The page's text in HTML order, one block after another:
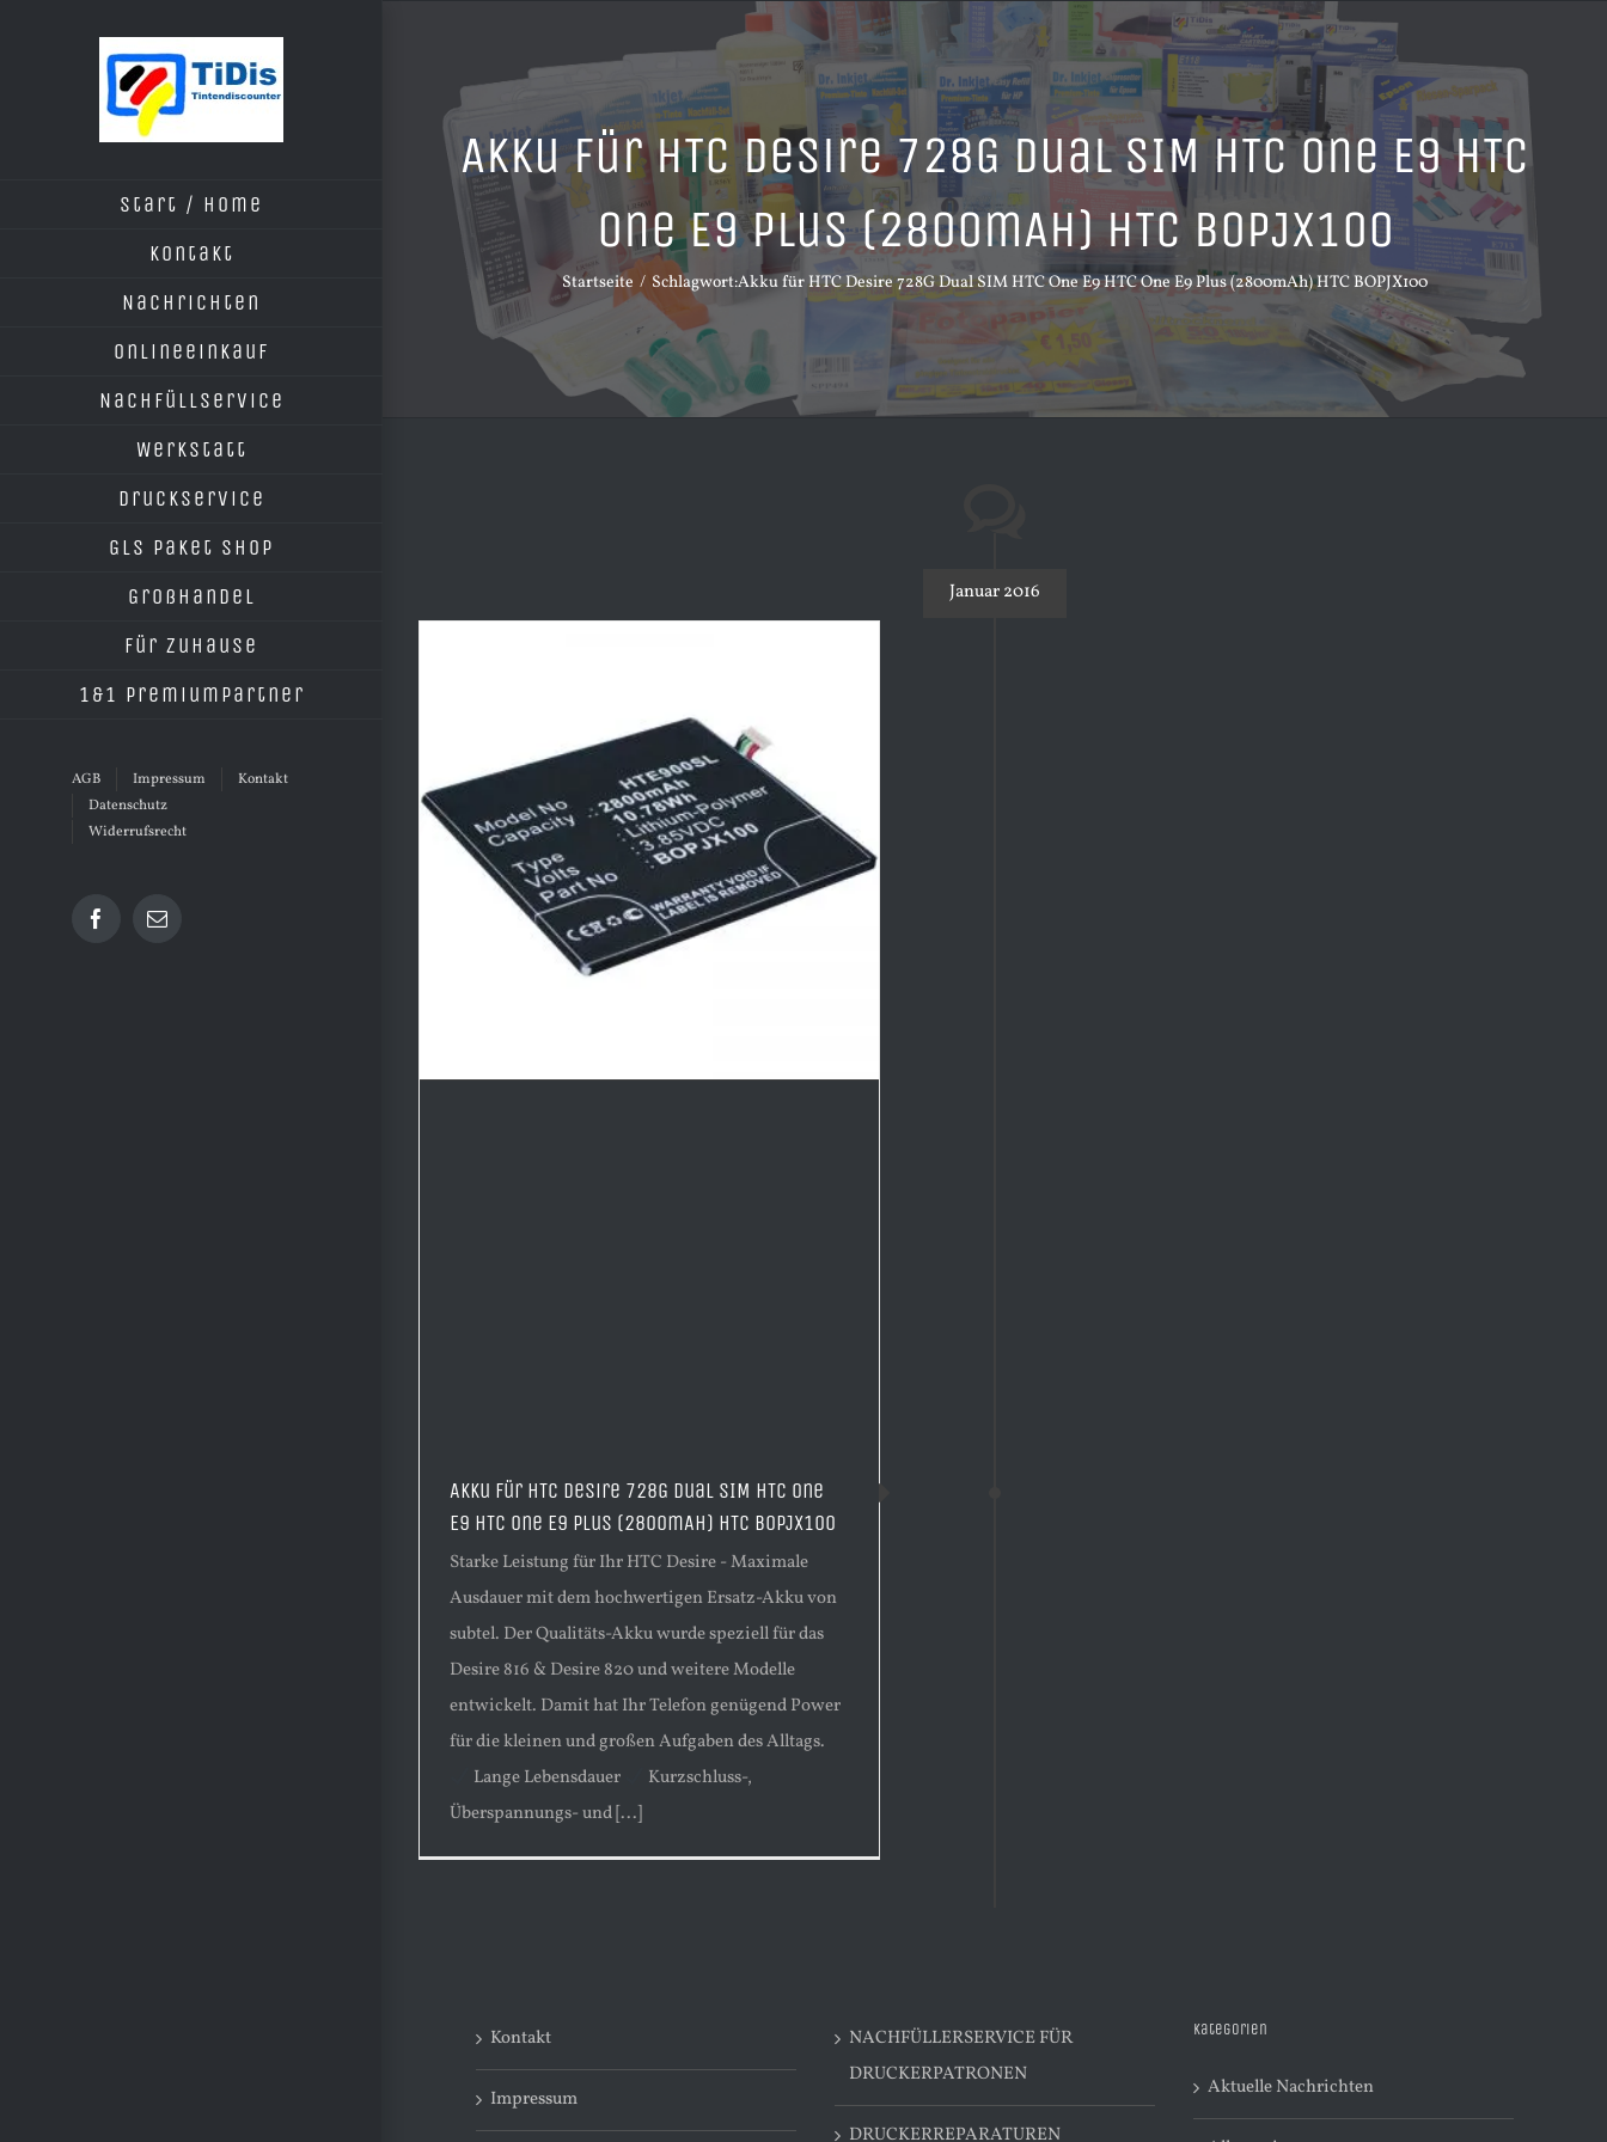
Start / Home
Kontakt
Nachrichten
Onlineeinkauf
Nachfüllservice
Werkstatt
Druckservice
GLS Paket Shop
Großhandel
Für Zuhause
1&1 Premiumpartner
AGB Impressum
Kontakt
Datenschutz
Widerrufsrecht
Facebook
E-
Akku für HTC Desire 728G Dual SIM HTC One E9 HTC
One E9 Plus (2800mAh) HTC BOPJX100
Startseite Schlagwort:Akku für HTC Desire 728G Dual SIM HTC One E9 HTC One E9 Plus (2800mAh) HTC BOPJX100
Januar 2016
Akku für HTC Desire 728G Dual SIM HTC One
E9 HTC One E9 Plus (2800mAh) HTC BOPJX100
Starke Leistung für Ihr HTC Desire - Maximale
Ausdauer mit dem hochwertigen Ersatz-Akku von
subtel. Der Qualitäts-Akku wurde speziell für das
Desire 816 & Desire 820 und weitere Modelle
entwickelt. Damit hat Ihr Telefon genügend Power
für die kleinen und großen Aufgaben des Alltags.
Lange Lebensdauer
Kurzschluss-,
Überspannungs- und [...]
Kontakt
Impressum
NACHFÜLLERSERVICE FÜR
DRUCKERPATRONEN
DRUCKERREPARATUREN
Kategorien
Aktuelle Nachrichten